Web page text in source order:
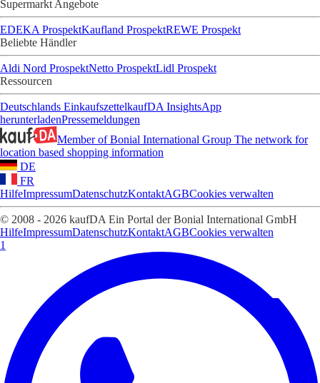
Supermarkt Angebote
EDEKA ProspektKaufland ProspektREWE Prospekt
Beliebte Händler
Aldi Nord ProspektNetto ProspektLidl Prospekt
Ressourcen
Deutschlands EinkaufszettelkaufDA InsightsApp
herunterladenPressemeldungen
Member of Bonial International Group The network for
location based shopping information
DE
FR
HilfeImpressumDatenschutzKontaktAGBCookies verwalten
© 2008 - 2026 kaufDA Ein Portal der Bonial International GmbH
HilfeImpressumDatenschutzKontaktAGBCookies verwalten
1